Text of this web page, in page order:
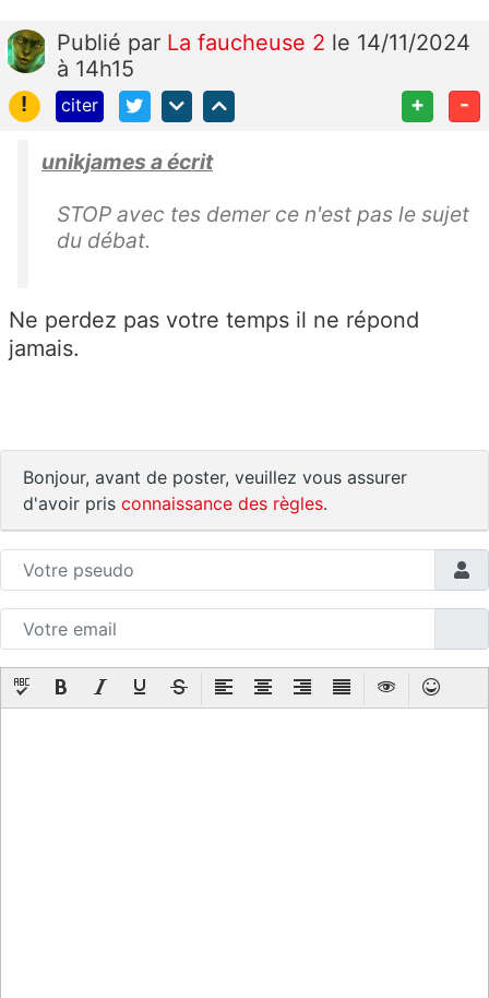
Publié par La faucheuse 2 le 14/11/2024
à 14h15
!
citer + -
unikjames a écrit
STOP avec tes demer ce n'est pas le sujet
du débat.
Ne perdez pas votre temps il ne répond
jamais.
Bonjour, avant de poster, veuillez vous assurer
d'avoir pris connaissance des règles.